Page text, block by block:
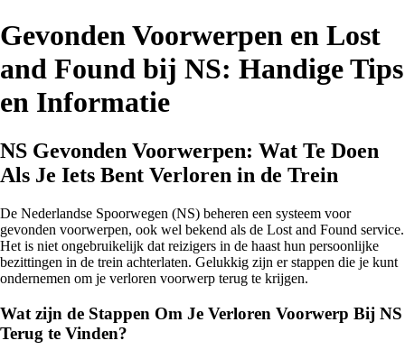
Gevonden Voorwerpen en Lost
and Found bij NS: Handige Tips
en Informatie
NS Gevonden Voorwerpen: Wat Te Doen
Als Je Iets Bent Verloren in de Trein
De Nederlandse Spoorwegen (NS) beheren een systeem voor
gevonden voorwerpen, ook wel bekend als de Lost and Found service.
Het is niet ongebruikelijk dat reizigers in de haast hun persoonlijke
bezittingen in de trein achterlaten. Gelukkig zijn er stappen die je kunt
ondernemen om je verloren voorwerp terug te krijgen.
Wat zijn de Stappen Om Je Verloren Voorwerp Bij NS
Terug te Vinden?